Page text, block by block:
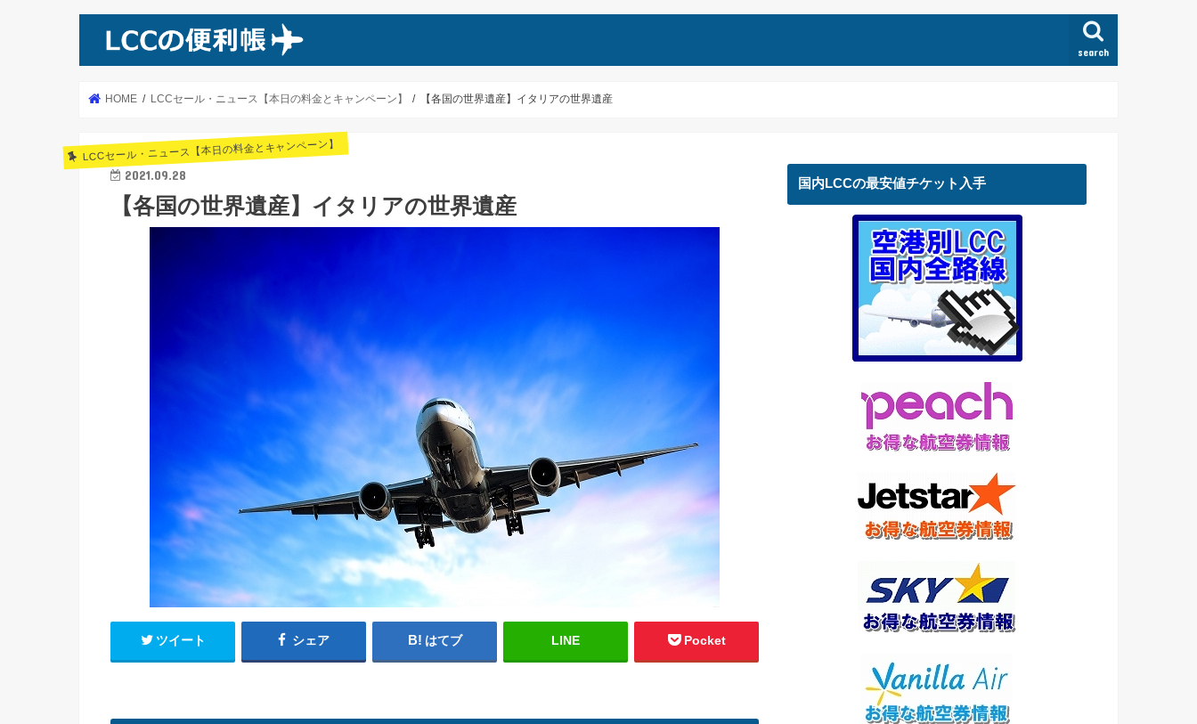
search
HOME LCCセール・ニュース【本日の料金とキャンペーン】 【各国の世界遺産】イタリアの世界遺産
LCCセール・ニュース【本日の料金とキャンペーン】
2021.09.28
【各国の世界遺産】イタリアの世界遺産
ツイート シェア はてブ LINE Pocket
国内LCCの最安値チケット入手